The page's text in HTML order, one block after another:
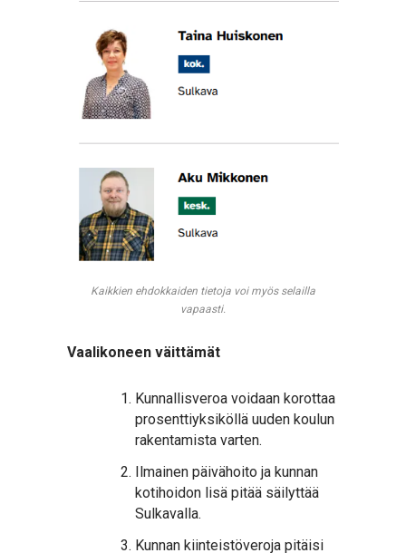
Kaikkien ehdokkaiden tietoja voi myös selailla
vapaasti.
Vaalikoneen väittämät
Kunnallisveroa voidaan korottaa
prosenttiyksiköllä uuden koulun
rakentamista varten.
Ilmainen päivähoito ja kunnan
kotihoidon lisä pitää säilyttää
Sulkavalla.
Kunnan kiinteistöveroja pitäisi